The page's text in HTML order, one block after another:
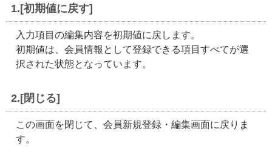
1.[初期値に戻す]
入力項目の編集内容を初期値に戻します。
初期値は、会員情報として登録できる項目すべてが選
択された状態となっています。
2.[閉じる]
この画面を閉じて、会員新規登録・編集画面に戻りま
す。